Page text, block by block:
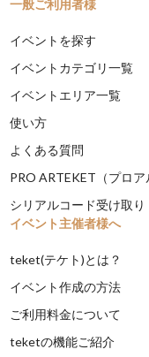
一般ご利用者様
イベントを探す
イベントカテゴリ一覧
イベントエリア一覧
使い方
よくある質問
PRO ARTEKET（プロア
シリアルコード受け取り
イベント主催者様へ
teket(テケト)とは？
イベント作成の方法
ご利用料金について
teketの機能ご紹介